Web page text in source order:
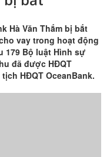
Hà Văn Thắm bị bắt
vay trong hoạt động
179 Bộ luật Hình sự
đã được HĐQT
HĐQT OceanBank.